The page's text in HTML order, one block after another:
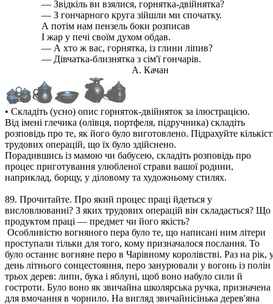
— Звідкіль ви взялися, горнятка-двійнятка?
— З гончарного круга зійшли ми спочатку.
А потім нам пензель боки розписав
І жар у печі своїм духом обдав.
— А хто ж вас, горнятка, із глини ліпив?
— Дівчатка-близнятка з сім'ї гончарів.
А. Качан
• Складіть (усно) опис горняток-двійняток за ілюстрацією.
Від імені глечика (олівця, портфеля, підручника) складіть
розповідь про те, як його було виготовлено. Підрахуйте
трудових операцій, що їх було здійснено.
Порадившись із мамою чи бабусею, складіть розповідь про
процес приготування улюбленої страви вашої родини,
наприклад, борщу, у діловому та художньому стилях.
89. Прочитайте. Про який процес праці йдеться у
висловлюванні? З яких трудових операцій він складається? Що
продуктом праці — предмет чи його якість?
Особливістю вогняного пера було те, що написані ним літери
проступали тільки для того, кому призначалося послання. То
було останнє вогняне перо в Чарівному королівстві. Раз на рік,
день літнього сонцестояння, перо занурювали у вогонь із полін
трьох дерев: липи, бука і яблуні, щоб воно набуло сили й
гостроти. Було воно як звичайна школярська ручка, призначена
для вмочання в чорнило. На вигляд звичайнісінька дерев'яна